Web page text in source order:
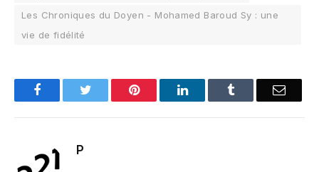
Les Chroniques du Doyen - Mohamed Baroud Sy : une
vie de fidélité
FacebookTwitter Pinterest LinkedInTumblr Email
P